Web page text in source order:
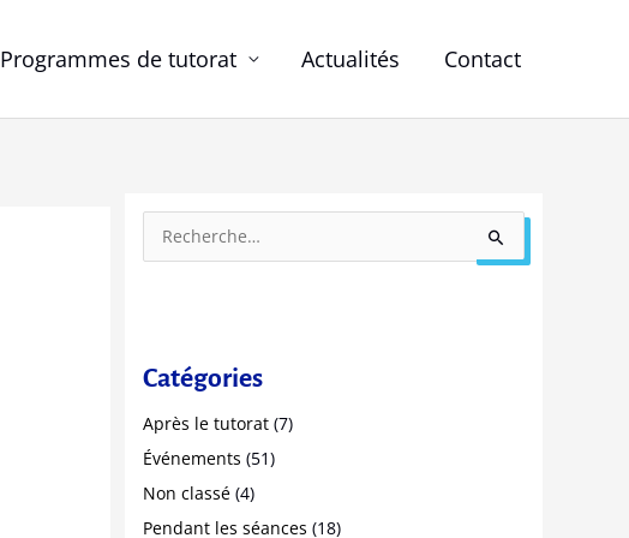
Programmes de tutorat Actualités Contact
e
Catégories
Après le tutorat (7)
Événements (51)
Non classé (4)
Pendant les séances (18)
P
n
e